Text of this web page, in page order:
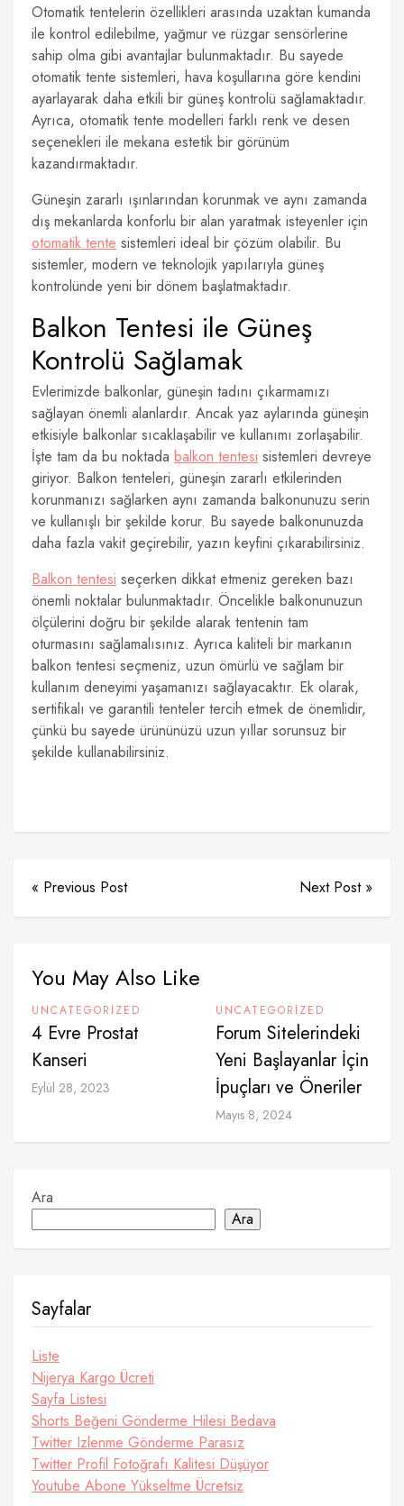
Otomatik tentelerin özellikleri arasında uzaktan kumanda
ile kontrol edilebilme, yağmur ve rüzgar sensörlerine
sahip olma gibi avantajlar bulunmaktadır. Bu sayede
otomatik tente sistemleri, hava koşullarına göre kendini
ayarlayarak daha etkili bir güneş kontrolü sağlamaktadır.
Ayrıca, otomatik tente modelleri farklı renk ve desen
seçenekleri ile mekana estetik bir görünüm
kazandırmaktadır.
Güneşin zararlı ışınlarından korunmak ve aynı zamanda
dış mekanlarda konforlu bir alan yaratmak isteyenler için
otomatik tente sistemleri ideal bir çözüm olabilir. Bu
sistemler, modern ve teknolojik yapılarıyla güneş
kontrolünde yeni bir dönem başlatmaktadır.
Balkon Tentesi ile Güneş
Kontrolü Sağlamak
Evlerimizde balkonlar, güneşin tadını çıkarmamızı
sağlayan önemli alanlardır. Ancak yaz aylarında güneşin
etkisiyle balkonlar sıcaklaşabilir ve kullanımı zorlaşabilir.
İşte tam da bu noktada balkon tentesi sistemleri devreye
giriyor. Balkon tenteleri, güneşin zararlı etkilerinden
korunmanızı sağlarken aynı zamanda balkonunuzu serin
ve kullanışlı bir şekilde korur. Bu sayede balkonunuzda
daha fazla vakit geçirebilir, yazın keyfini çıkarabilirsiniz.
Balkon tentesi seçerken dikkat etmeniz gereken bazı
önemli noktalar bulunmaktadır. Öncelikle balkonunuzun
ölçülerini doğru bir şekilde alarak tentenin tam
oturmasını sağlamalısınız. Ayrıca kaliteli bir markanın
balkon tentesi seçmeniz, uzun ömürlü ve sağlam bir
kullanım deneyimi yaşamanızı sağlayacaktır. Ek olarak,
sertifikalı ve garantili tenteler tercih etmek de önemlidir,
çünkü bu sayede ürününüzü uzun yıllar sorunsuz bir
şekilde kullanabilirsiniz.
« Previous Post Next Post »
You May Also Like
UNCATEGORIZED
4 Evre Prostat
Kanseri
Eylül 28, 2023
UNCATEGORIZED
Forum Sitelerindeki
Yeni Başlayanlar İçin
İpuçları ve Öneriler
Mayıs 8, 2024
Ara
Ara
Sayfalar
Liste
Nijerya Kargo Ücreti
Sayfa Listesi
Shorts Beğeni Gönderme Hilesi Bedava
Twitter Izlenme Gönderme Parasız
Twitter Profil Fotoğrafı Kalitesi Düşüyor
Youtube Abone Yükseltme Ücretsiz